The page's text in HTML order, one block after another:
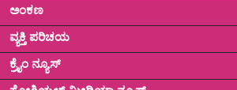
ಅಂಕಣ
ವ್ಯಕ್ತಿ ಪರಿಚಯ
ಕ್ರೈಂ ನ್ಯೂಸ್